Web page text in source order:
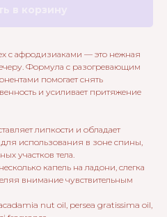
с афродизиаками — это нежная
Формула с разогревающим
помогает снять
и усиливает притяжение
липкости и обладает
использования в зоне спины,
участков тела.
капель на ладони, слегка
внимание чувствительным
nut oil, persea gratissima oil,